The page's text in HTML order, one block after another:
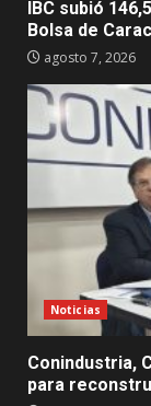
IBC subió
Bolsa de
agosto 7, 2026
Noticias
Conindustria,
para